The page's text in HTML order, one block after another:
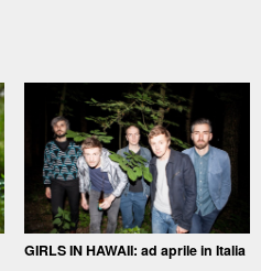
GIRLS IN HAWAII: ad aprile in Italia